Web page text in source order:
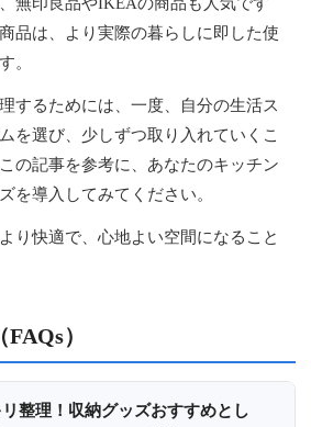
品は、より実際の暮らしに即した使
。
するためには、一度、自分の生活ス
を選び、少しずつ取り入れていくこ
の記事を参考に、あなたのキッチン
を導入してみてください。
り快適で、心地よい空間になること
）
整理！収納グッズおすすめとし